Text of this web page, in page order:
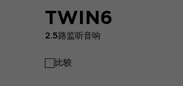
TWIN6
2.5路监听音响
比较